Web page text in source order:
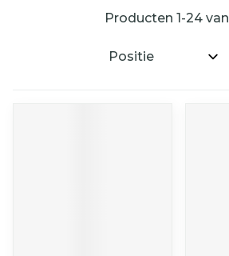
Producten 1-24 van
Sorteer op: